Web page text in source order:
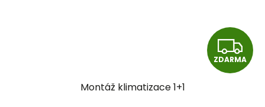
Z
D
ZDARMA
Montáž klimatizace 1+1